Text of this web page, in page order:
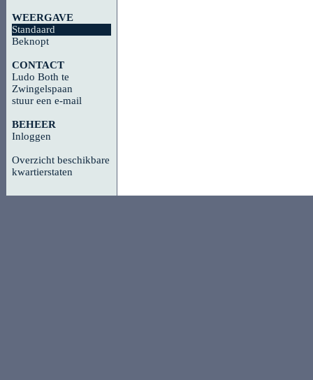
WEERGAVE
Standaard
Beknopt
CONTACT
Ludo Both te
Zwingelspaan
stuur een e-mail
BEHEER
Inloggen
Overzicht beschikbare
kwartierstaten